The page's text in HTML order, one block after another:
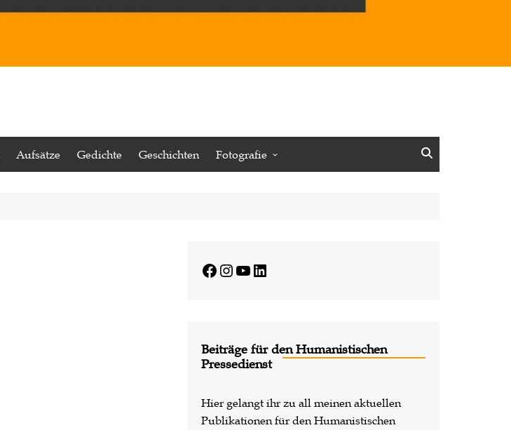
Aufsätze Gedichte Geschichten Fotografie
Facebook
Instagram
YouTube
LinkedIn
Beiträge für den Humanistischen
Pressedienst
Hier gelangt ihr zu all meinen aktuellen
Publikationen für den Humanistischen